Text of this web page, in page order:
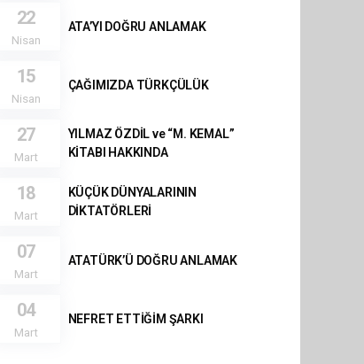
22
Nisan
ATA’YI DOĞRU ANLAMAK
15
Nisan
ÇAĞIMIZDA TÜRKÇÜLÜK
27
Mart
YILMAZ ÖZDİL ve “M. KEMAL”
KİTABI HAKKINDA
18
Mart
KÜÇÜK DÜNYALARININ
DİKTATÖRLERİ
07
Mart
ATATÜRK’Ü DOĞRU ANLAMAK
04
Mart
NEFRET ETTİĞİM ŞARKI